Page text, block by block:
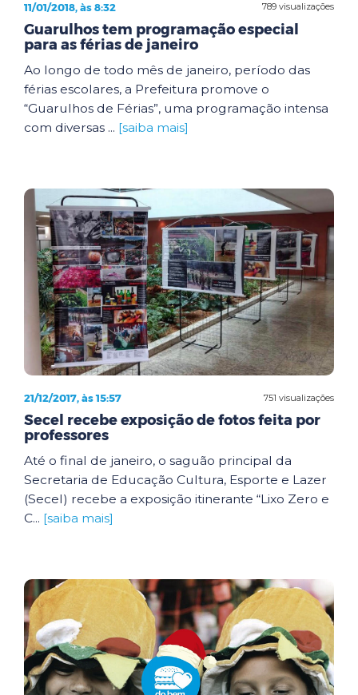
789 visualizações
11/01/2018, às 8:32
Guarulhos tem programação especial
para as férias de janeiro
Ao longo de todo mês de janeiro, período das
férias escolares, a Prefeitura promove o
“Guarulhos de Férias”, uma programação intensa
com diversas ... [saiba mais]
751 visualizações
21/12/2017, às 15:57
Secel recebe exposição de fotos feita por
professores
Até o final de janeiro, o saguão principal da
Secretaria de Educação Cultura, Esporte e Lazer
(Secel) recebe a exposição itinerante “Lixo Zero e
C... [saiba mais]